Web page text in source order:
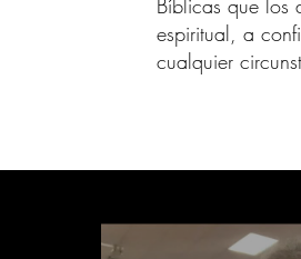
Bíblicas que los
espiritual, a
cualquier